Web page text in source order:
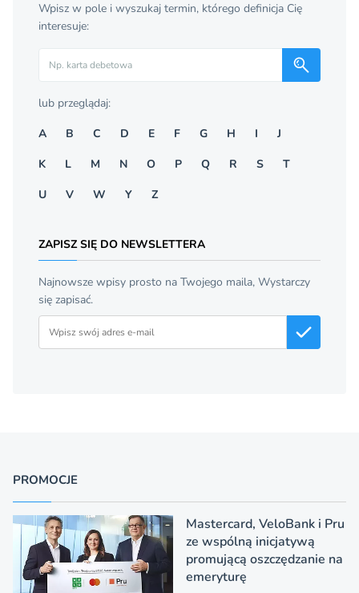
Wpisz w pole i wyszukaj termin, którego definicja Cię
interesuje:
lub przeglądaj:
A
B C D E F G H I
J
K
L M N O P Q R S
T
U
V W Y Z
ZAPISZ SIĘ DO NEWSLETTERA
Najnowsze wpisy prosto na Twojego maila, Wystarczy
się zapisać.
PROMOCJE
Mastercard, VeloBank i Pru
ze wspólną inicjatywą
promującą oszczędzanie na
emeryturę